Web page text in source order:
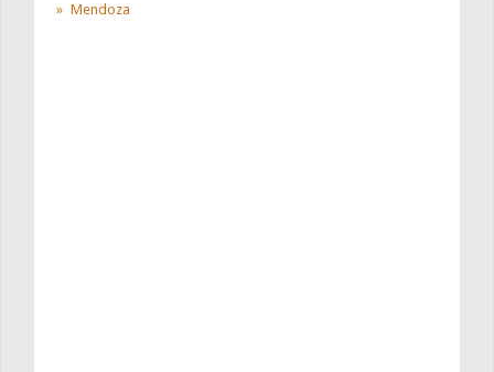
Mendoza